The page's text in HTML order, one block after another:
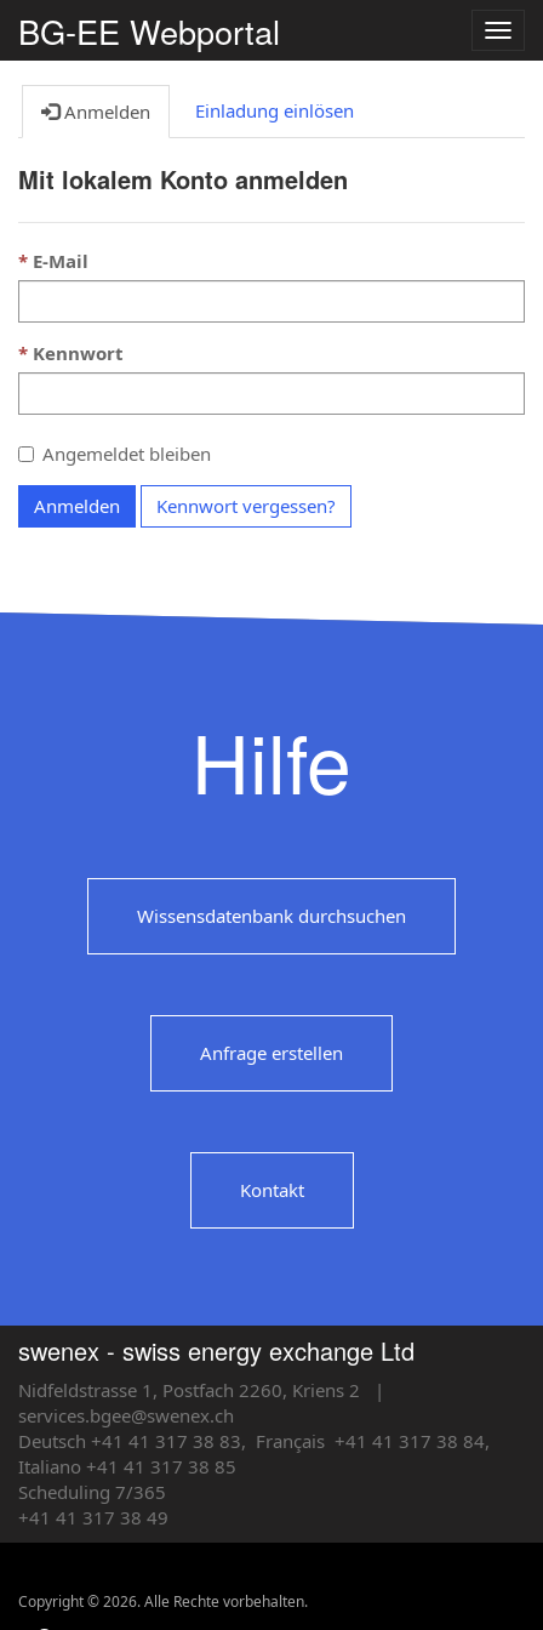
BG-EE Webportal
Anmelden Einladung einlösen
Mit lokalem Konto anmelden
E-Mail
Kennwort
Angemeldet bleiben
Anmelden Kennwort vergessen?
Hilfe
Wissensdatenbank durchsuchen
Anfrage erstellen
Kontakt
swenex - swiss energy exchange Ltd
Nidfeldstrasse 1, Postfach 2260, Kriens 2
|
services.bgee@swenex.ch
Deutsch +41 41 317 38 83, Français +41 41 317 38 84,
Italiano +41 41 317 38 85
Scheduling 7/365
+41 41 317 38 49
Copyright © 2026. Alle Rechte vorbehalten.